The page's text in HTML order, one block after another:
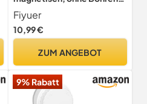
Wandmontage, für
Badezimmer und Küche, 2
Stück
Fiyuer
10,99 €
ZUM ANGEBOT
9% Rabatt